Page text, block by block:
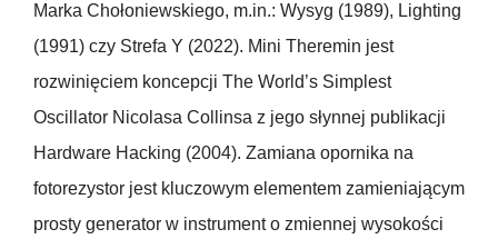
Marka Chołoniewskiego, m.in.: Wysyg (1989), Lighting
(1991) czy Strefa Y (2022). Mini Theremin jest
rozwinięciem koncepcji The World’s Simplest
Oscillator Nicolasa Collinsa z jego słynnej publikacji
Hardware Hacking (2004). Zamiana opornika na
fotorezystor jest kluczowym elementem zamieniającym
prosty generator w instrument o zmiennej wysokości